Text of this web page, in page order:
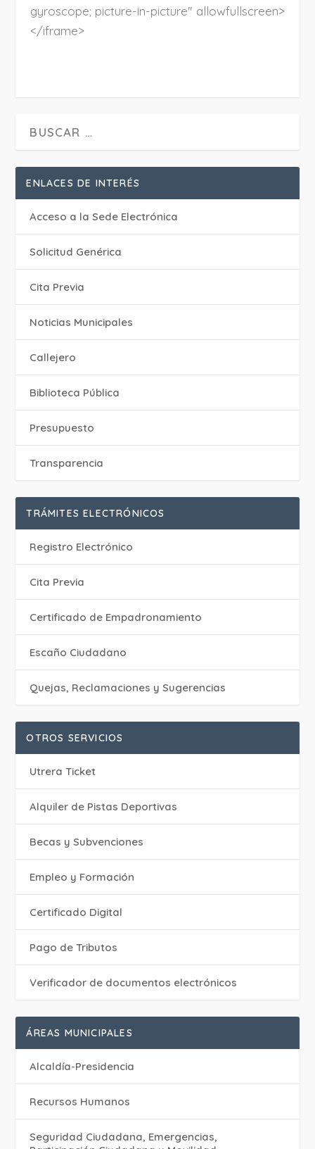
gyroscope; picture-in-picture" allowfullscreen>
</iframe>
ENLACES DE INTERÉS
Acceso a la Sede Electrónica
Solicitud Genérica
Cita Previa
‎Noticias Municipales
Callejero
Biblioteca Pública
Presupuesto
Transparencia
TRÁMITES ELECTRÓNICOS
Registro Electrónico
Cita Previa
Certificado de Empadronamiento
Escaño Ciudadano
Quejas, Reclamaciones y Sugerencias
OTROS SERVICIOS
Utrera Ticket
Alquiler de Pistas Deportivas
Becas y Subvenciones
Empleo y Formación
Certificado Digital
Pago de Tributos
Verificador de documentos electrónicos
ÁREAS MUNICIPALES
Alcaldía-Presidencia
Recursos Humanos
Seguridad Ciudadana, Emergencias,